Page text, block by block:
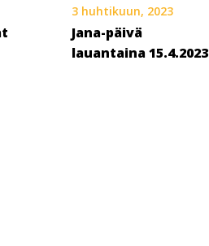
3 huhtikuun, 2023
Jana-päivä
lauantaina 15.4.2023